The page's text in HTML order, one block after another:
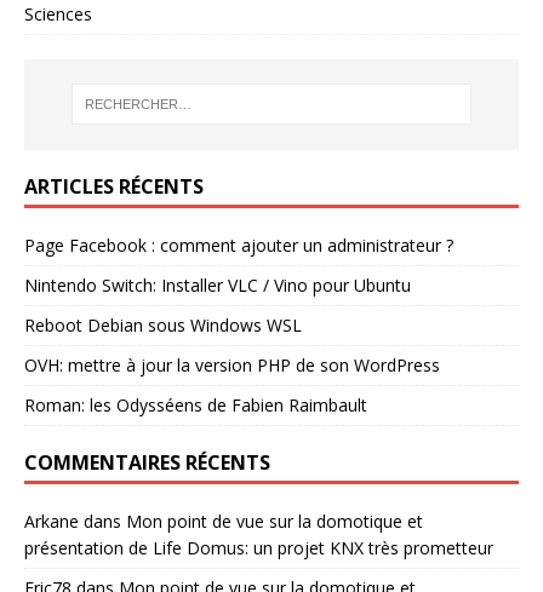
Sciences
ARTICLES RÉCENTS
Page Facebook : comment ajouter un administrateur ?
Nintendo Switch: Installer VLC / Vino pour Ubuntu
Reboot Debian sous Windows WSL
OVH: mettre à jour la version PHP de son WordPress
Roman: les Odysséens de Fabien Raimbault
COMMENTAIRES RÉCENTS
Arkane dans Mon point de vue sur la domotique et
présentation de Life Domus: un projet KNX très prometteur
Eric78 dans Mon point de vue sur la domotique et